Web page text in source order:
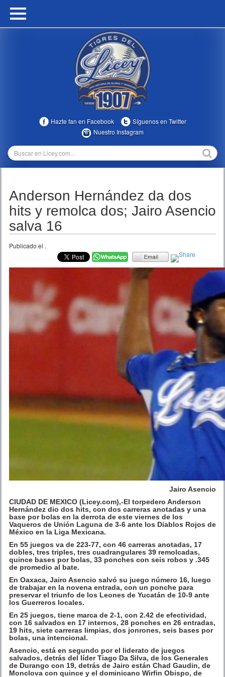
HOME
MULTIMEDIA
TEMPORADAS
Hazte fan en Facebook
Síguenos en Twitter
Nuestro Instagram
Anderson Hernández da dos
hits y remolca dos; Jairo Asencio
salva 16
Publicado el .
Jairo Asencio
CIUDAD DE MEXICO (Licey.com),-El torpedero Anderson
Hernández dio dos hits, con dos carreras anotadas y una
base por bolas en la derrota de este viernes de los
Vaqueros de Unión Laguna de 3-6 ante los Diablos Rojos de
México en la Liga Mexicana.
En 55 juegos va de 223-77, con 46 carreras anotadas, 17
dobles, tres triples, tres cuadrangulares 39 remolcadas,
quince bases por bolas, 33 ponches con seis robos y .345
de promedio al bate.
En Oaxaca, Jairo Asencio salvó su juego número 16, luego
de trabajar en la novena entrada, con un ponche para
preservar el triunfo de los Leones de Yucatán de 10-9 ante
los Guerreros locales.
En 25 juegos, tiene marca de 2-1, con 2.42 de efectividad,
con 16 salvados en 17 internos, 28 ponches en 26 entradas,
19 hits, siete carreras limpias, dos jonrones, seis bases por
bolas, una intencional.
Asencio, está en segundo por el liderato de juegos
salvados, detrás del líder Tiago Da Silva, de los Generales
de Durango con 19, detrás de Jairo están Chad Gaudin, de
Monclova con quince y el dominicano Wirfin Obispo, de